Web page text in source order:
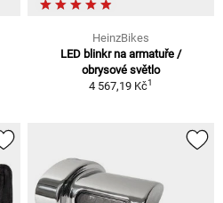
HeinzBikes
LED blinkr na armatuře /
obrysové světlo
4 567,19 Kč1